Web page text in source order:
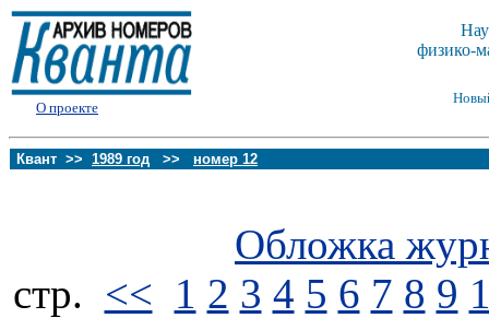
О проекте
физико-
Квант >> 1989 год >> номер 12
Обложка
стp. << 1 2 3 4 5 6 7 8 9